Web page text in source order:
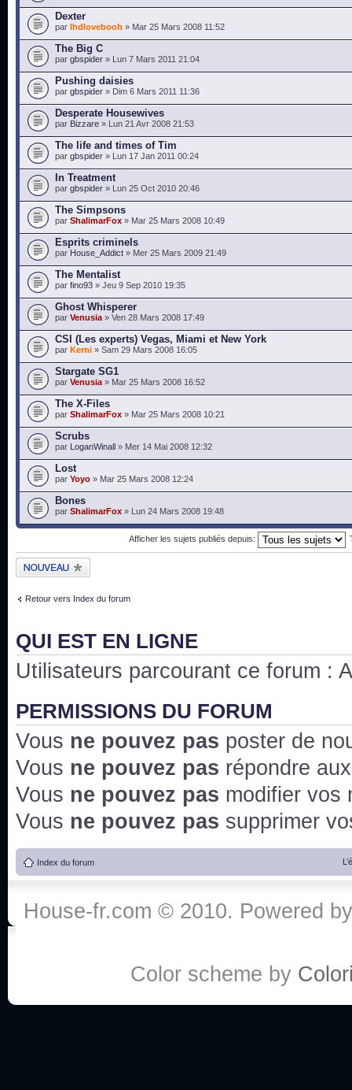
Dexter
par lhdlovebooh » Mar 25 Mars 2008 11:52
The Big C
par gbspider » Lun 7 Mars 2011 21:04
Pushing daisies
par gbspider » Dim 6 Mars 2011 11:36
Desperate Housewives
par Bizzare » Lun 21 Avr 2008 21:53
The life and times of Tim
par gbspider » Lun 17 Jan 2011 00:24
In Treatment
par gbspider » Lun 25 Oct 2010 20:46
The Simpsons
par ShalimarFox » Mar 25 Mars 2008 10:49
Esprits criminels
par House_Addict » Mer 25 Mars 2009 21:49
The Mentalist
par fino93 » Jeu 9 Sep 2010 19:35
Ghost Whisperer
par Venusia » Ven 28 Mars 2008 17:49
CSI (Les experts) Vegas, Miami et New York
par Kerni » Sam 29 Mars 2008 16:05
Stargate SG1
par Venusia » Mar 25 Mars 2008 16:52
The X-Files
par ShalimarFox » Mar 25 Mars 2008 10:21
Scrubs
par LoganWinall » Mer 14 Mai 2008 12:32
Lost
par Yoyo » Mar 25 Mars 2008 12:24
Bones
par ShalimarFox » Lun 24 Mars 2008 19:48
Afficher les sujets publiés depuis:
Publier un nouveau
sujet
Retour vers Index du forum
QUI EST EN LIGNE
Utilisateurs parcourant ce forum :
PERMISSIONS DU FORUM
Vous ne pouvez pas poster de
Vous ne pouvez pas répondre
Vous ne pouvez pas modifier vos
Vous ne pouvez pas supprimer
Index du forum
House-fr.com © 2010. Powered
Color scheme by